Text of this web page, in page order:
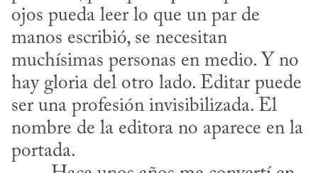
ojos pueda leer lo que un par de
manos escribió, se necesitan
muchísimas personas en medio. Y no
hay gloria del otro lado. Editar puede
ser una profesión invisibilizada. El
nombre de la editora no aparece en la
portada.